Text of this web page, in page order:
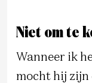
Niet om te
Wanneer ik
mocht hij zijn